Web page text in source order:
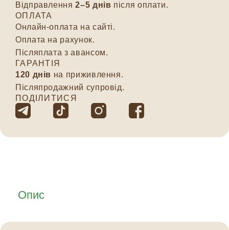
Відправлення2–5 днів після оплати.
ОПЛАТА
Онлайн-оплата на сайті.
Оплата на рахунок.
Післяплата з авансом.
ГАРАНТІЯ
120 днів на приживлення.
Післяпродажний супровід.
ПОДІЛИТИСЯ
Опис